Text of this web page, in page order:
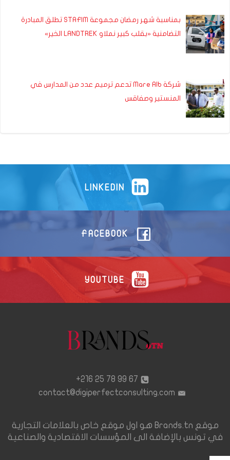
بمناسبة شهر رمضان مجموعة STAFIM تطلق المبادرة
التضامنية «بقلب كبير نملاو LANDTREK الخير»
شركة Mare Alb تدعم ترميم عدد من المدارس في
المنستير وصفاقس
LINKEDIN
FACEBOOK
YOUTUBE
67 99 78 25 216+
contact@digiperfectconsulting.com
موقع Brands.tn هو اول موقع خاص بالعلامات التجارية
في تونس بالإضافة الى المؤسسات الاقتصادية والصناعية